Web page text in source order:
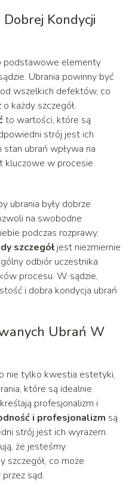
Kondycji
podstawowe elementy
Ubrania powinny być
wszelkich defektów, co
każdy szczegół.
to wartości, które są
strój jest ich
ubrań wpływa na
kluczowe w procesie
ubrania były dobrze
na swobodne
podczas rozprawy.
szczegółjest niezmiernie
odbiór uczestnika
procesu. W sądzie,
i dobra kondycja ubrań
Ubrań W
nie tylko kwestia estetyki,
które są idealnie
profesjonalizm i
i profesjonalizm są
strój jest ich wyrazem.
że jesteśmy
szczegół, co może
sąd.